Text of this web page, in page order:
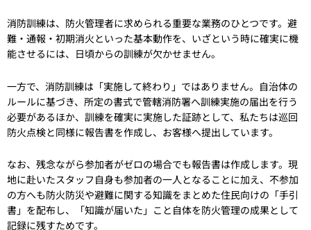
消防訓練は、防火管理者に求められる重要な業務のひとつです。避
難・通報・初期消火といった基本動作を、いざという時に確実に機
能させるには、日頃からの訓練が欠かせません。
一方で、消防訓練は「実施して終わり」ではありません。自治体の
ルールに基づき、所定の書式で管轄消防署へ訓練実施の届出を行う
必要があるほか、訓練を確実に実施した証跡として、私たちは巡回
防火点検と同様に報告書を作成し、お客様へ提出しています。
なお、残念ながら参加者がゼロの場合でも報告書は作成します。現
地に赴いたスタッフ自身も参加者の一人となることに加え、不参加
の方へも防火防災や避難に関する知識をまとめた住民向けの「手引
書」を配布し、「知識が届いた」こと自体を防火管理の成果として
記録に残すためです。